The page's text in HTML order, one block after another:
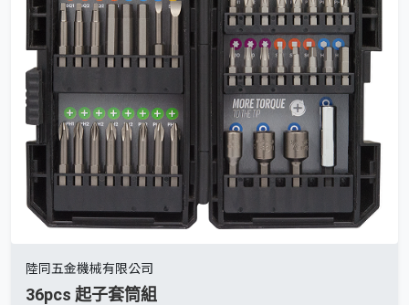
陸同五金機械有限公司
36pcs 起子套筒組